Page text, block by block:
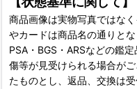
商品画像は実物写真ではな
やカードは商品名の通りと
PSA・BGS・ARSなどの鑑
傷等が見受けられる場合が
たものとし、返品、交換は